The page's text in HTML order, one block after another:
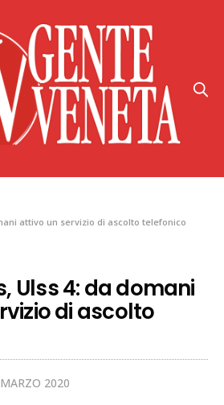
attivo un servizio di ascolto telefonico
Ulss 4: da domani
di ascolto
2020